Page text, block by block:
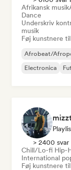
Afrikansk musik
Dance
Underskriv
musik
Føj kunstnere
Afrobeat/
Electronica
> 2400
Chill/Lo-fi Hip-
International
Føj kunstnere